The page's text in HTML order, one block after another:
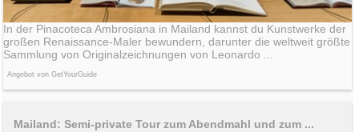
In der Pinacoteca Ambrosiana in Mailand kannst du Kunstwerke der
großen Renaissance-Maler bewundern, darunter die weltweit größte
Sammlung von Originalzeichnungen von Leonardo ...
Angebot von GetYourGuide
Mailand: Semi-private Tour zum Abendmahl und zum ...